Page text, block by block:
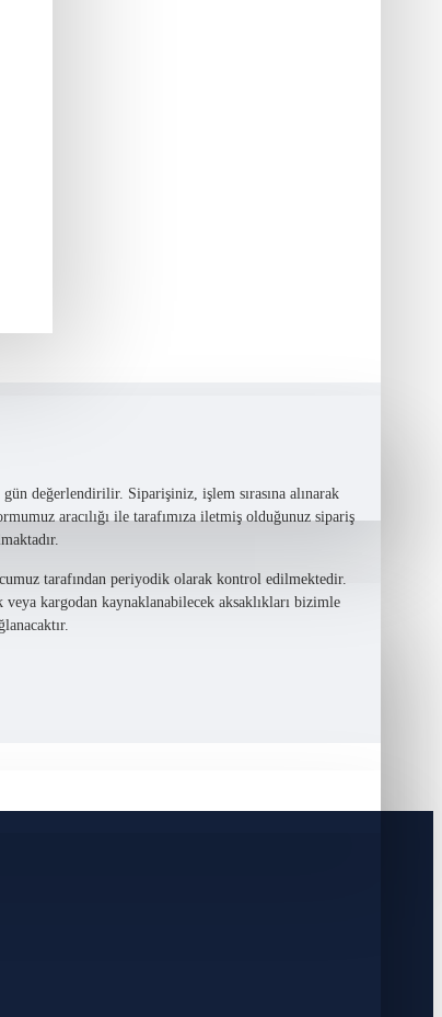
değerlendirilir. Siparişiniz, işlem sırasına alınarak
aracılığı ile tarafımıza iletmiş olduğunuz sipariş
tarafından periyodik olarak kontrol edilmektedir.
kargodan kaynaklanabilecek aksaklıkları bizimle